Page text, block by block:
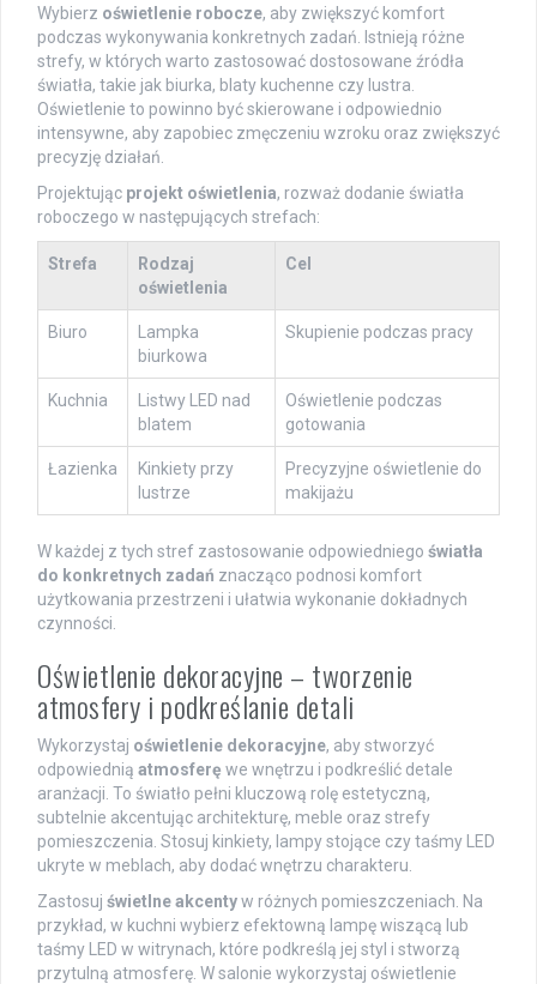
Wybierz oświetlenie robocze, aby zwiększyć komfort
podczas wykonywania konkretnych zadań. Istnieją różne
strefy, w których warto zastosować dostosowane źródła
światła, takie jak biurka, blaty kuchenne czy lustra.
Oświetlenie to powinno być skierowane i odpowiednio
intensywne, aby zapobiec zmęczeniu wzroku oraz zwiększyć
precyzję działań.
Projektując projekt oświetlenia, rozważ dodanie światła
roboczego w następujących strefach:
Strefa
Rodzaj
oświetlenia
Cel
Biuro
Lampka
biurkowa
Skupienie podczas pracy
Kuchnia
Listwy LED nad
blatem
Oświetlenie podczas
gotowania
Łazienka
Kinkiety przy
lustrze
Precyzyjne oświetlenie do
makijażu
W każdej z tych stref zastosowanie odpowiedniego światła
do konkretnych zadań znacząco podnosi komfort
użytkowania przestrzeni i ułatwia wykonanie dokładnych
czynności.
Oświetlenie dekoracyjne – tworzenie
atmosfery i podkreślanie detali
Wykorzystaj oświetlenie dekoracyjne, aby stworzyć
odpowiednią atmosferę we wnętrzu i podkreślić detale
aranżacji. To światło pełni kluczową rolę estetyczną,
subtelnie akcentując architekturę, meble oraz strefy
pomieszczenia. Stosuj kinkiety, lampy stojące czy taśmy LED
ukryte w meblach, aby dodać wnętrzu charakteru.
Zastosuj świetlne akcentyw różnych pomieszczeniach. Na
przykład, w kuchni wybierz efektowną lampę wiszącą lub
taśmy LED w witrynach, które podkreślą jej styl i stworzą
przytulną atmosferę. W salonie wykorzystaj oświetlenie